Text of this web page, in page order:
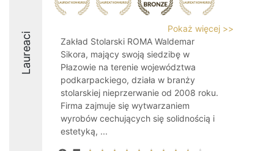
Laureaci
Pokaż więcej >>
Zakład Stolarski ROMA Waldemar
Sikora, mający swoją siedzibę w
Płazowie na terenie województwa
podkarpackiego, działa w branży
stolarskiej nieprzerwanie od 2008 roku.
Firma zajmuje się wytwarzaniem
wyrobów cechujących się solidnością i
estetyką, ...